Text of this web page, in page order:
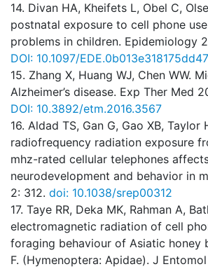
14. Divan HA, Kheifets L, Obel C,
postnatal exposure to cell phone
problems in children. Epidemiology
DOI: 10.1097/EDE.0b013e318175dd47
15. Zhang X, Huang WJ, Chen WW.
Alzheimer’s disease. Exp Ther Med
DOI: 10.3892/etm.2016.3567
16. Aldad TS, Gan G, Gao XB, Taylor
radiofrequency radiation exposure
mhz-rated cellular telephones
neurodevelopment and behavior in
2: 312. doi: 10.1038/srep00312
17. Taye RR, Deka MK, Rahman A,
electromagnetic radiation of cell
foraging behaviour of Asiatic honey
F. (Hymenoptera: Apidae). J